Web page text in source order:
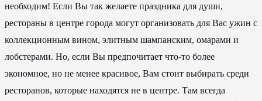
необходим! Если Вы так желаете праздника для души,
рестораны в центре города могут организовать для Вас ужин с
коллекционным вином, элитным шампанским, омарами и
лобстерами. Но, если Вы предпочитает что-то более
экономное, но не менее красивое, Вам стоит выбирать среди
ресторанов, которые находятся не в центре. Там всегда